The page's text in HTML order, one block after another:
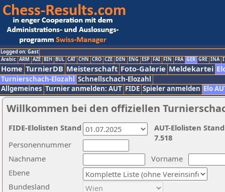
Logged on: Gast
Arabic ARM AZE BIH BUL CAT CHN CRO CZE DEN ENG ESP FAI FIN FRA GER GRE INA
Home TurnierDB Meisterschaft Foto-Galerie Meldekartei
Turnierschach-Elozahl Schnellschach-Elozahl
Allgemeines Turnier anmelden: AUT FIDE Spieler anmelden Elo
Willkommen bei den offiziellen
Nachname
Vorname
Ebene
Personennummer
Bundesland
AUT-Elolisten
7.518
FIDE-Elolisten Stand